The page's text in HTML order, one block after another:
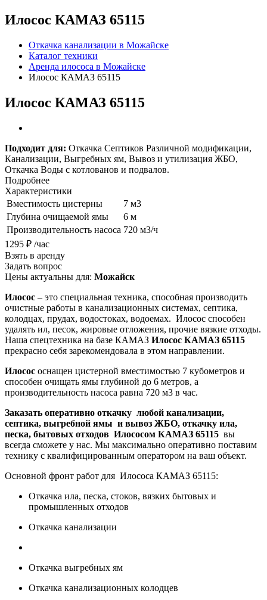
Илосос КАМАЗ 65115
Откачка канализации в Можайске
Каталог техники
Аренда илососа в Можайске
Илосос КАМАЗ 65115
Илосос КАМАЗ 65115
Подходит для: Откачка Септиков Различной модификации,
Канализации, Выгребных ям, Вывоз и утилизация ЖБО,
Откачка Воды с котлованов и подвалов.
Подробнее
Характеристики
Вместимость цистерны
7 м3
Глубина очищаемой ямы
6 м
Производительность насоса 720 м3/ч
1295 ₽ /час
Взять в аренду
Задать вопрос
Цены актуальны для: Можайск
Илосос – это специальная техника, способная производить
очистные работы в канализационных системах, септика,
колодцах, прудах, водостоках, водоемах. Илосос способен
удалять ил, песок, жировые отложения, прочие вязкие отходы.
Наша спецтехника на базе КАМАЗ Илосос КАМАЗ 65115
прекрасно себя зарекомендовала в этом направлении.
Илосос оснащен цистерной вместимостью 7 кубометров и
способен очищать ямы глубиной до 6 метров, а
производительность насоса равна 720 м3 в час.
Заказать оперативно откачку любой канализации,
септика, выгребной ямы и вывоз ЖБО, откачку ила,
песка, бытовых отходов Илососом КАМАЗ 65115 вы
всегда сможете у нас. Мы максимально оперативно поставим
технику с квалифицированным оператором на ваш объект.
Основной фронт работ для Илососа КАМАЗ 65115:
Откачка ила, песка, стоков, вязких бытовых и
промышленных отходов
Откачка канализации
Откачка выгребных ям
Откачка канализационных колодцев